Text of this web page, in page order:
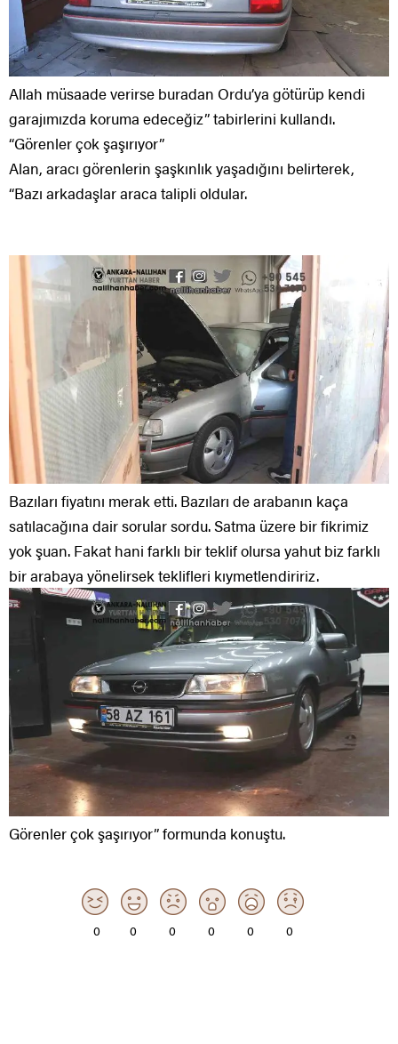
Allah müsaade verirse buradan Ordu’ya götürüp kendi
garajımızda koruma edeceğiz” tabirlerini kullandı.
“Görenler çok şaşırıyor”
Alan, aracı görenlerin şaşkınlık yaşadığını belirterek,
“Bazı arkadaşlar araca talipli oldular.
Bazıları fiyatını merak etti. Bazıları de arabanın kaça
satılacağına dair sorular sordu. Satma üzere bir fikrimiz
yok şuan. Fakat hani farklı bir teklif olursa yahut biz farklı
bir arabaya yönelirsek teklifleri kıymetlendiririz.
Görenler çok şaşırıyor” formunda konuştu.
0 0 0 0 0 0